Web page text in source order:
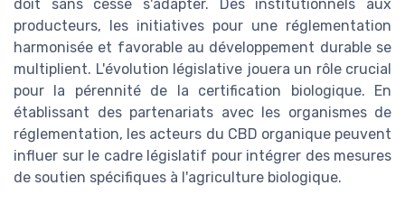
doit sans cesse s'adapter. Des institutionnels aux
producteurs, les initiatives pour une réglementation
harmonisée et favorable au développement durable se
multiplient. L'évolution législative jouera un rôle crucial
pour la pérennité de la certification biologique. En
établissant des partenariats avec les organismes de
réglementation, les acteurs du CBD organique peuvent
influer sur le cadre législatif pour intégrer des mesures
de soutien spécifiques à l'agriculture biologique.